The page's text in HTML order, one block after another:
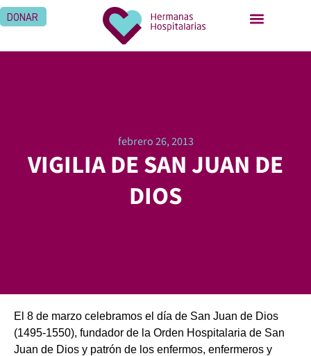
DONAR
febrero 26, 2013
VIGILIA DE SAN JUAN DE
DIOS
El 8 de marzo celebramos el día de San Juan de Dios
(1495-1550), fundador de la Orden Hospitalaria de San
Juan de Dios y patrón de los enfermos, enfermeros y